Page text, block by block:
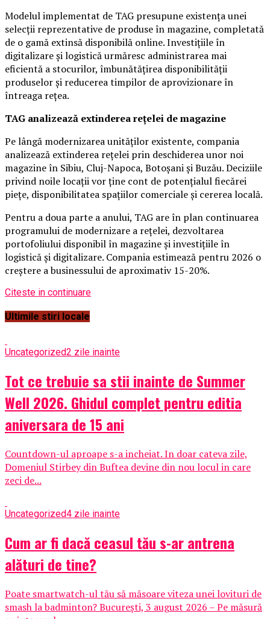
Modelul implementat de TAG presupune existența unei
selecții reprezentative de produse în magazine, completată
de o gamă extinsă disponibilă online. Investițiile în
digitalizare și logistică urmăresc administrarea mai
eficientă a stocurilor, îmbunătățirea disponibilității
produselor și reducerea timpilor de aprovizionare în
întreaga rețea.
TAG analizează extinderea rețelei de magazine
Pe lângă modernizarea unităților existente, compania
analizează extinderea rețelei prin deschiderea unor noi
magazine în Sibiu, Cluj-Napoca, Botoșani și Buzău. Deciziile
privind noile locații vor ține cont de potențialul fiecărei
piețe, disponibilitatea spațiilor comerciale și cererea locală.
Pentru a doua parte a anului, TAG are în plan continuarea
programului de modernizare a rețelei, dezvoltarea
portofoliului disponibil în magazine și investițiile în
logistică și digitalizare. Compania estimează pentru 2026 o
creștere a businessului de aproximativ 15-20%.
Citeste in continuare
Ultimile stiri locale
Uncategorized2 zile inainte
Tot ce trebuie sa stii inainte de Summer
Well 2026. Ghidul complet pentru editia
aniversara de 15 ani
Countdown-ul aproape s-a incheiat. In doar cateva zile,
Domeniul Stirbey din Buftea devine din nou locul in care
zeci de...
Uncategorized4 zile inainte
Cum ar fi dacă ceasul tău s-ar antrena
alături de tine?
Poate smartwatch-ul tău să măsoare viteza unei lovituri de
smash la badminton? București, 3 august 2026 – Pe măsură